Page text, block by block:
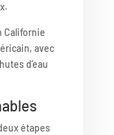
Californie
avec
d’eau
étapes